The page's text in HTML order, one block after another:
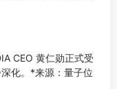
CEO 黄仁勋正式受
化。*来源：量子位